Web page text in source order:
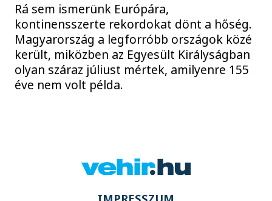
Rá sem ismerünk Európára,
kontinensszerte rekordokat dönt a hőség.
Magyarország a legforróbb országok közé
került, miközben az Egyesült Királyságban
olyan száraz júliust mértek, amilyenre 155
éve nem volt példa.